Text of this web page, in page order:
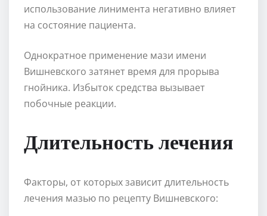
использование линимента негативно влияет
на состояние пациента.
Однократное применение мази имени
Вишневского затянет время для прорыва
гнойника. Избыток средства вызывает
побочные реакции.
Длительность лечения
Факторы, от которых зависит длительность
лечения мазью по рецепту Вишневского: